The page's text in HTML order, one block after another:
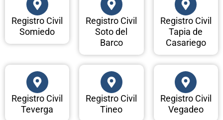
Registro Civil
Somiedo
Registro Civil
Soto del
Barco
Registro Civil
Tapia de
Casariego
Registro Civil
Teverga
Registro Civil
Tineo
Registro Civil
Vegadeo